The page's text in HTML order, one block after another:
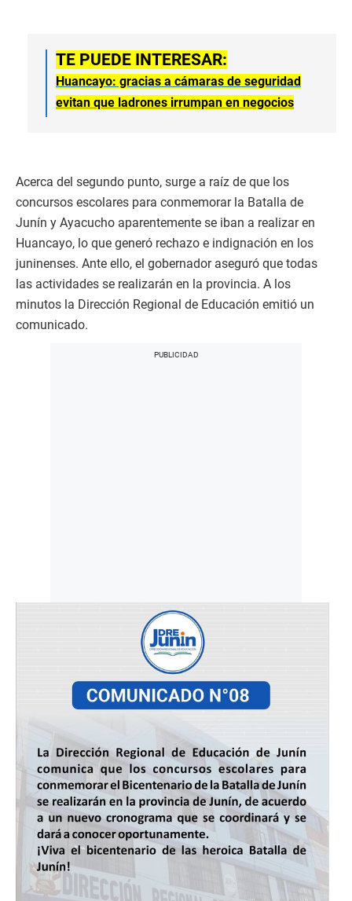
TE PUEDE INTERESAR:
Huancayo: gracias a cámaras de seguridad
evitan que ladrones irrumpan en negocios
Acerca del segundo punto, surge a raíz de que los
concursos escolares para conmemorar la Batalla de
Junín y Ayacucho aparentemente se iban a realizar en
Huancayo, lo que generó rechazo e indignación en los
juninenses. Ante ello, el gobernador aseguró que todas
las actividades se realizarán en la provincia. A los
minutos la Dirección Regional de Educación emitió un
comunicado.